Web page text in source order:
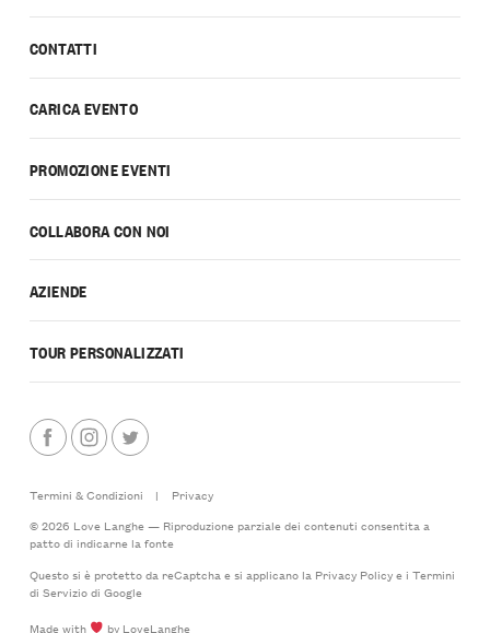
CONTATTI
CARICA EVENTO
PROMOZIONE EVENTI
COLLABORA CON NOI
AZIENDE
TOUR PERSONALIZZATI
Termini & Condizioni |
Privacy
© 2026 Love Langhe — Riproduzione parziale dei contenuti consentita a
patto di indicarne la fonte
Questo si è protetto da reCaptcha e si applicano la Privacy Policye i Termini
di Serviziodi Google
Made with
by LoveLanghe